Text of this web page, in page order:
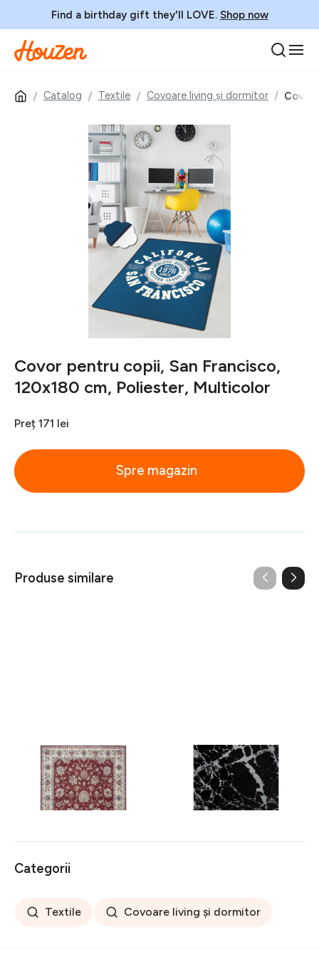
Find a birthday gift they'll LOVE. Shop now
Catalog Textile Covoare living și dormitor
Covor pentru copii, San Francisco,
120x180 cm, Poliester, Multicolor
Preț 171 lei
Spre magazin
Produse similare
Covor rezistent Eko, ALT
05 - Red, Ivory, 100%
poliester, 80 x 150 cm
256 lei
Covor rezistent SM 21 -
Black, Silver XW, 80x300
441 lei
Categorii
Textile Covoare living și dormitor